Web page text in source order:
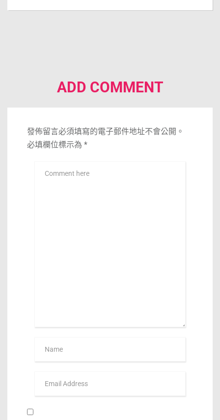
ADD COMMENT
發佈留言必須填寫的電子郵件地址不會公開。
必填欄位標示為 *